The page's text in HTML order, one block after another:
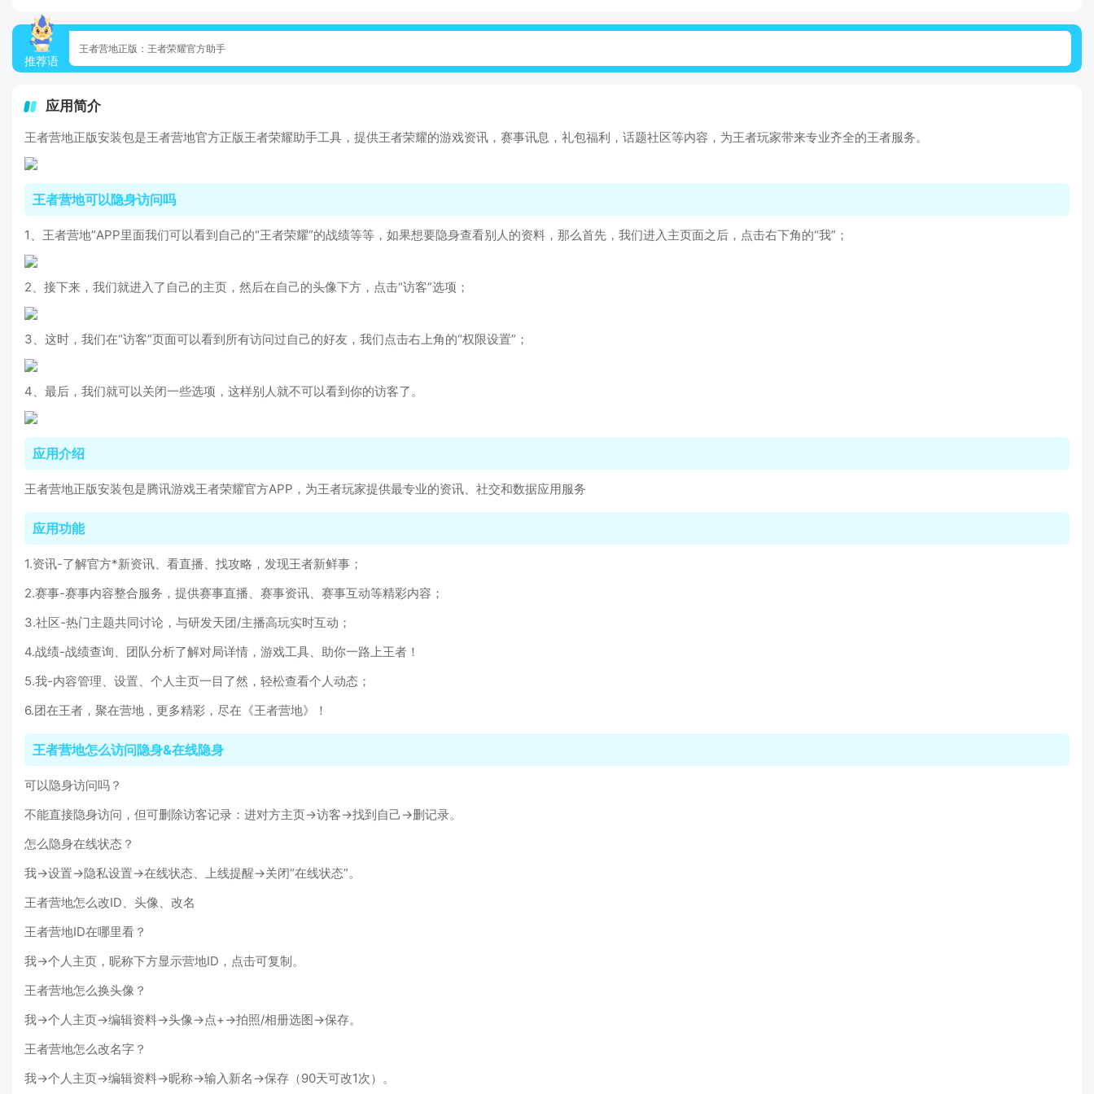
推荐语
王者营地正版：王者荣耀官方助手
应用简介
王者营地正版安装包是王者营地官方正版王者荣耀助手工具，提供王者荣耀的游戏资讯，赛事讯息，礼包福利，话题社区等内容，为王者玩家带来专业齐全的王者服务。
王者营地可以隐身访问吗
1、王者营地”APP里面我们可以看到自己的“王者荣耀”的战绩等等，如果想要隐身查看别人的资料，那么首先，我们进入主页面之后，点击右下角的“我”；
2、接下来，我们就进入了自己的主页，然后在自己的头像下方，点击“访客”选项；
3、这时，我们在“访客”页面可以看到所有访问过自己的好友，我们点击右上角的“权限设置”；
4、最后，我们就可以关闭一些选项，这样别人就不可以看到你的访客了。
应用介绍
王者营地正版安装包是腾讯游戏王者荣耀官方APP，为王者玩家提供最专业的资讯、社交和数据应用服务
应用功能
1.资讯-了解官方*新资讯、看直播、找攻略，发现王者新鲜事；
2.赛事-赛事内容整合服务，提供赛事直播、赛事资讯、赛事互动等精彩内容；
3.社区-热门主题共同讨论，与研发天团/主播高玩实时互动；
4.战绩-战绩查询、团队分析了解对局详情，游戏工具、助你一路上王者！
5.我-内容管理、设置、个人主页一目了然，轻松查看个人动态；
6.团在王者，聚在营地，更多精彩，尽在《王者营地》！
王者营地怎么访问隐身&在线隐身
可以隐身访问吗？
不能直接隐身访问，但可删除访客记录：进对方主页→访客→找到自己→删记录。
怎么隐身在线状态？
我→设置→隐私设置→在线状态、上线提醒→关闭“在线状态”。
王者营地怎么改ID、头像、改名
王者营地ID在哪里看？
我→个人主页，昵称下方显示营地ID，点击可复制。
王者营地怎么换头像？
我→个人主页→编辑资料→头像→点+→拍照/相册选图→保存。
王者营地怎么改名字？
我→个人主页→编辑资料→昵称→输入新名→保存（90天可改1次）。